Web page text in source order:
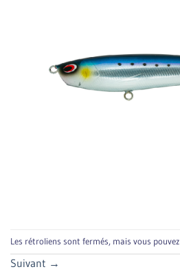
Les rétroliens sont fermés, mais vous pouvez
Suivant →